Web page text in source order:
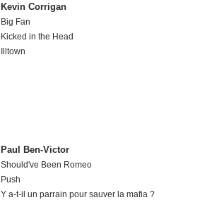
Kevin Corrigan
Big Fan
Kicked in the Head
Illtown
Paul Ben-Victor
Should've Been Romeo
Push
Y a-t-il un parrain pour sauver la mafia ?